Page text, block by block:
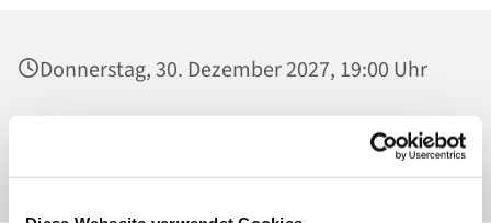
Donnerstag, 30. Dezember 2027, 19:00 Uhr
St. Maria Magdalena, Kirche, Platanenstraße